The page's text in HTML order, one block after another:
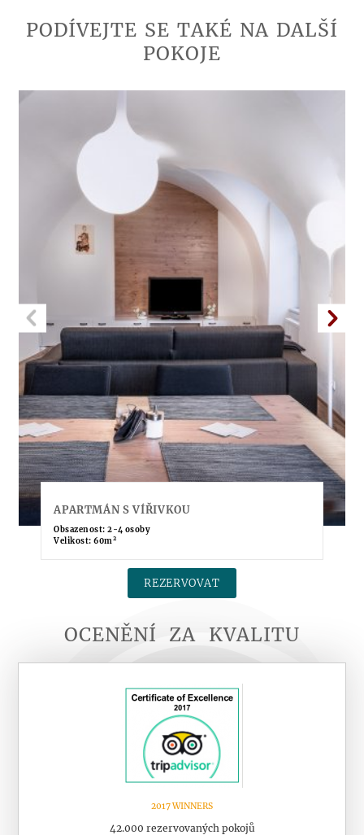
PODÍVEJTE SE TAKÉ NA DALŠÍ
POKOJE
APARTMÁN S VÍŘIVKOU
Obsazenost: 2-4 osoby
Velikost: 60m2
REZERVOVAT
OCENĚNÍ ZA KVALITU
2017 WINNERS
42.000 rezervovaných pokojů